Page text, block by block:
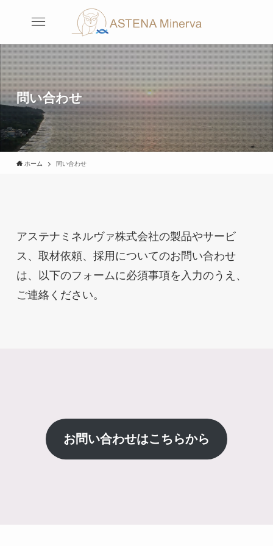
問い合わせ
ホーム 問い合わせ
アステナミネルヴァ株式会社の製品やサービ
ス、取材依頼、採用についてのお問い合わせ
は、以下のフォームに必須事項を入力のうえ、
ご連絡ください。
お問い合わせはこちらから